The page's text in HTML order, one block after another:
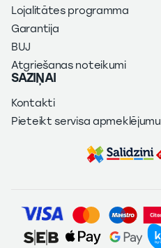
Lojalitātes programma
Garantija
BUJ
Atgriešanas noteikumi
SAZIŅAI
Kontakti
Pieteikt servisa apmeklējumu